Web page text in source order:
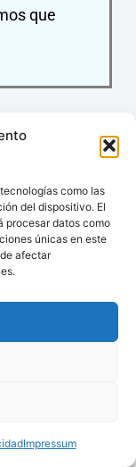
como las
del dispositivo. El
procesar datos como
únicas en este
afectar
Impressum
que